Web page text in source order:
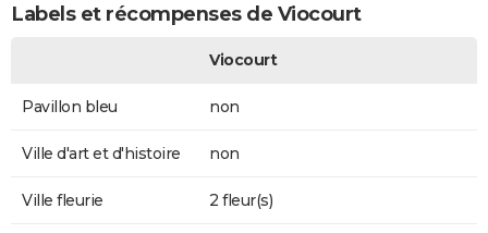
Labels et récompenses de Viocourt
Viocourt
Pavillon bleu non
Ville d'art et d'histoire non
Ville fleurie 2 fleur(s)